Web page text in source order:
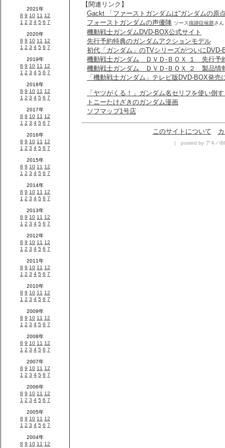
【関連リンク】
Gackt 「ファーストガンダムは“ガンダムの原
フォーストガンダムの声優陣 ソース痕跡症候群さん
機動戦士ガンダムDVD-BOX公式サイト
先行予約特典のガンダムアクションモデル
初代「ガンダム」のTVシリーズがついに
機動戦士ガンダム ＤＶＤ-ＢＯＸ １ 先行予
機動戦士ガンダム ＤＶＤ-ＢＯＸ ２ 製品情
「機動戦士ガンダム」テレビ版DVD-BOX発売
「ヤツがくる！」ガンダム名セリフを使い倒
トニーたけざきのガンダム漫画
ソフマップ1号店
このサイトについて
| posted by アキバ